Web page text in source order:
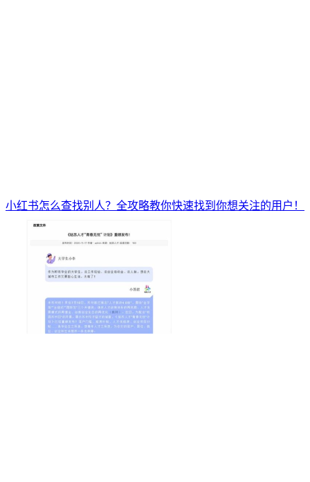
小红书怎么查找别人？全攻略教你快速找到你想关注的用户！